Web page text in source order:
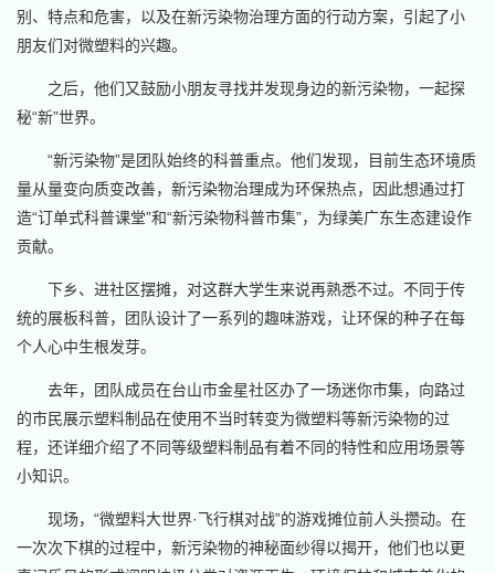
别、特点和危害，以及在新污染物治理方面的行动方案，引起了小
朋友们对微塑料的兴趣。
之后，他们又鼓励小朋友寻找并发现身边的新污染物，一起探
秘“新”世界。
“新污染物”是团队始终的科普重点。他们发现，目前生态环境质
量从量变向质变改善，新污染物治理成为环保热点，因此想通过打
造“订单式科普课堂”和“新污染物科普市集”，为绿美广东生态建设作
贡献。
下乡、进社区摆摊，对这群大学生来说再熟悉不过。不同于传
统的展板科普，团队设计了一系列的趣味游戏，让环保的种子在每
个人心中生根发芽。
去年，团队成员在台山市金星社区办了一场迷你市集，向路过
的市民展示塑料制品在使用不当时转变为微塑料等新污染物的过
程，还详细介绍了不同等级塑料制品有着不同的特性和应用场景等
小知识。
现场，“微塑料大世界·飞行棋对战”的游戏摊位前人头攒动。在
一次次下棋的过程中，新污染物的神秘面纱得以揭开，他们也以更